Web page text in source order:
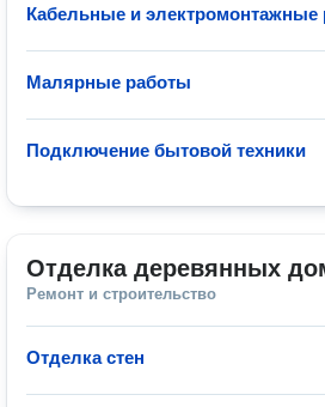
Кабельные и электромонтажные
Малярные работы
Подключение бытовой техники
Отделка деревянных
Ремонт и строительство
Отделка стен